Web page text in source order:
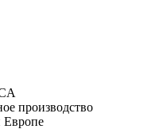
производство
Европе